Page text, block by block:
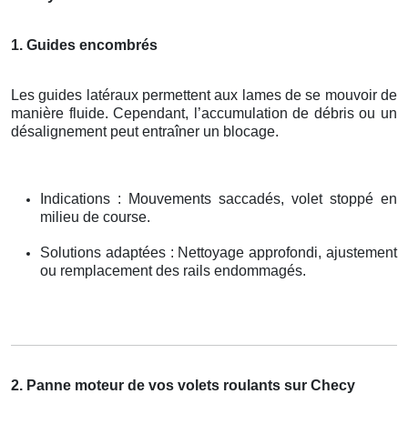
1. Guides encombrés
Les guides latéraux permettent aux lames de se mouvoir de
manière fluide. Cependant, l’accumulation de débris ou un
désalignement peut entraîner un blocage.
Indications : Mouvements saccadés, volet stoppé en
milieu de course.
Solutions adaptées : Nettoyage approfondi, ajustement
ou remplacement des rails endommagés.
2. Panne moteur de vos volets roulants sur Checy